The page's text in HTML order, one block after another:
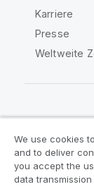
Karriere
Presse
Weltweite
Rechtliche
We use cookies
and to deliver
you accept the
data